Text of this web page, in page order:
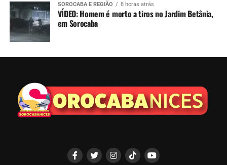
SOROCABA E REGIÃO 8 horas atrás
VÍDEO: Homem é morto a tiros no Jardim Betânia,
em Sorocaba